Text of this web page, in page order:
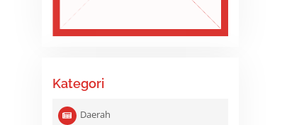
Kategori
Daerah